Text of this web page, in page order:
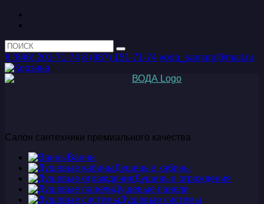
8 (846) 201-71-74 8 (987) 151-71-74 voda_samara@mail.ru
Салон сантехники премиального качества
Ванны
Душевые кабины
Душевые ограждения
Душевые панели
Душевые системы